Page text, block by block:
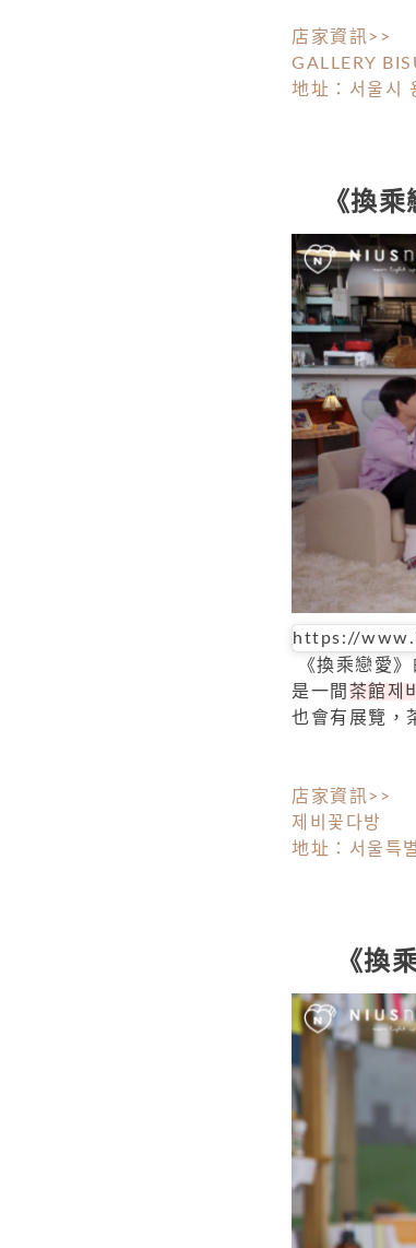
店家資訊>>
GALLERY
地址：서울시
《換
https://
《換乘戀愛
是一間 茶館제
也會有展覽，
店家資訊>>
제비꽃다방
地址：서울특
《換